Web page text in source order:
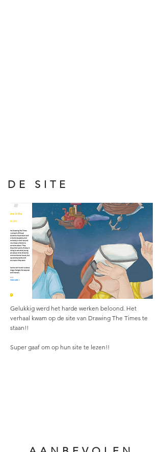
DE SITE
Gelukkig werd het harde werken beloond. Het
verhaal kwam op de site van Drawing The Times te
staan!!
Super gaaf om op hun site te lezen!!